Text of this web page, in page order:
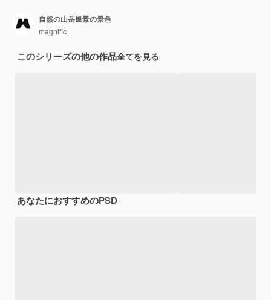
自然の山岳風景の景色
magnific
このシリーズの他の作品全てを見る
あなたにおすすめのPSD